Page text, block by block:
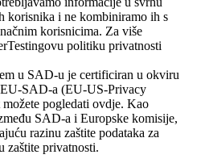
korisnika i ne kombiniramo ih s
korisnicima. Za više
politiku privatnosti
u SAD-u je certificiran u okviru
SAD-a (EU-US-Privacy
pogledati ovdje. Kao
SAD-a i Europske komisije,
razinu zaštite podataka za
zaštite privatnosti.